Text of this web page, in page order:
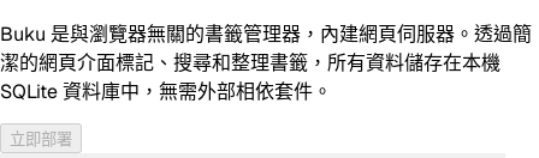
Buku 是與瀏覽器無關的書籤管理器，內建網頁伺服器。透過簡
潔的網頁介面標記、搜尋和整理書籤，所有資料儲存在本機
SQLite 資料庫中，無需外部相依套件。
立即部署